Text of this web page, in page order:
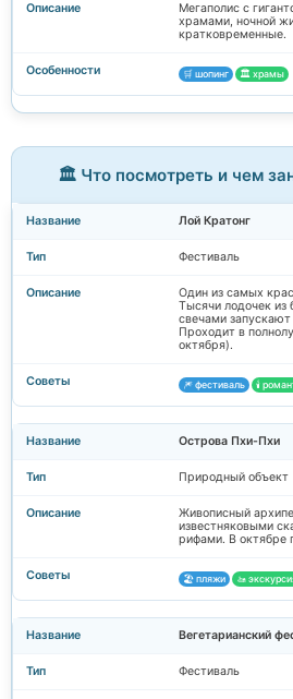
Мегаполис с
храмами, ночной
кратковременные.
🛒 шопинг 🏛️ храмы
🏛️ Что посмотреть и чем
Лой Кратонг
Фестиваль
Один из самых
Тысячи лодочек из
свечами
Проходит в
октября).
🎆 фестиваль 🕯️
Острова Пхи-Пхи
Природный объект
Живописный
известняковыми
рифами. В октябре
🏖️ пляжи 🚤
Вегетарианский
Фестиваль